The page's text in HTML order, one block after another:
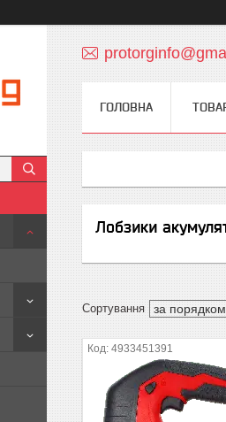
ГОЛОВНА
Лобзики
4933451391